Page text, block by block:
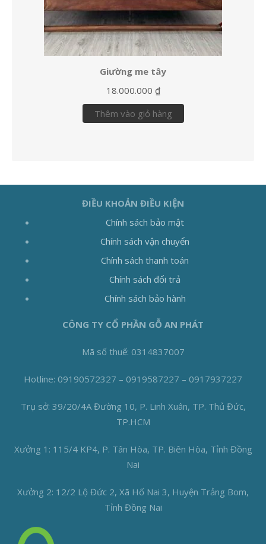
Giường me tây
18.000.000 ₫
Thêm vào giỏ hàng
ĐIỀU KHOẢN ĐIỀU KIỆN
Chính sách bảo mật
Chính sách vận chuyển
Chính sách thanh toán
Chính sách đổi trả
Chính sách bảo hành
CÔNG TY CỔ PHẦN GỖ AN PHÁT
Mã số thuế: 0314837007
Hotline: 09190572327 – 0919587227 – 0917937227
Trụ sở: 39/20/4A Đường 10, P. Linh Xuân, TP. Thủ Đức,
TP.HCM
Xưởng 1: 115/4 KP4, P. Tân Hòa, TP. Biên Hòa, Tỉnh Đồng
Nai
Xưởng 2: 12/2 Lộ Đức 2, Xã Hố Nai 3, Huyện Trảng Bom,
Tỉnh Đồng Nai